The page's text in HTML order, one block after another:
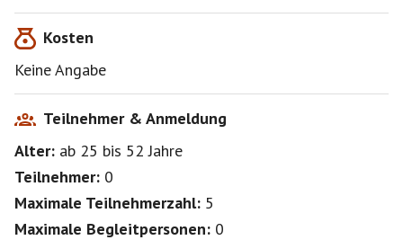
Kosten
Keine Angabe
Teilnehmer & Anmeldung
Alter: ab 25 bis 52Jahre
Teilnehmer: 0
Maximale Teilnehmerzahl: 5
Maximale Begleitpersonen: 0